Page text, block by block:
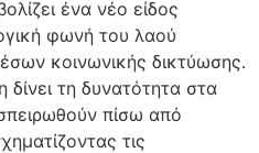
ένα νέο είδος
φωνή του λαού
κοινωνικής δικτύωσης.
τη δυνατότητα στα
πίσω από
τις